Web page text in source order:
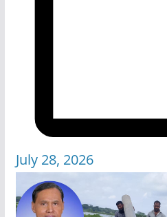
July 28, 2026